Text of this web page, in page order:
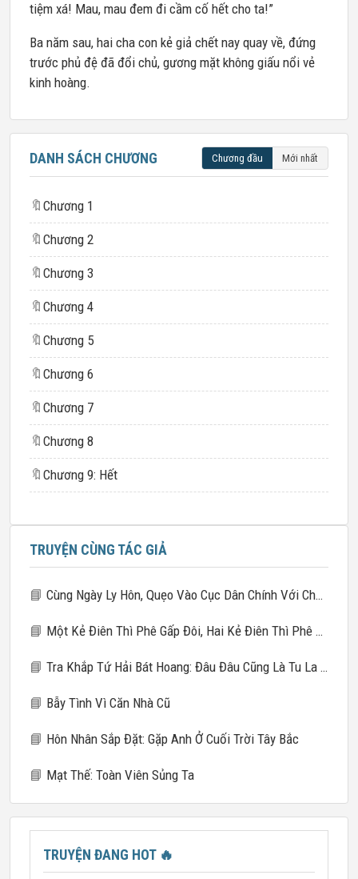
tiệm xá! Mau, mau đem đi cầm cố hết cho ta!”
Ba năm sau, hai cha con kẻ giả chết nay quay về, đứng
trước phủ đệ đã đổi chủ, gương mặt không giấu nổi vẻ
kinh hoàng.
DANH SÁCH CHƯƠNG Chương đầu Mới nhất
🔖 Chương 1
🔖 Chương 2
🔖 Chương 3
🔖 Chương 4
🔖 Chương 5
🔖 Chương 6
🔖 Chương 7
🔖 Chương 8
🔖 Chương 9: Hết
TRUYỆN CÙNG TÁC GIẢ
📘 Cùng Ngày Ly Hôn, Quẹo Vào Cục Dân Chính Với Chú Nhỏ Của Chồng Cũ
📘 Một Kẻ Điên Thì Phê Gấp Đôi, Hai Kẻ Điên Thì Phê Gấp Mười
📘 Tra Khắp Tứ Hải Bát Hoang: Đâu Đâu Cũng Là Tu La Tràng
📘 Bẫy Tình Vì Căn Nhà Cũ
📘 Hôn Nhân Sắp Đặt: Gặp Anh Ở Cuối Trời Tây Bắc
📘 Mạt Thế: Toàn Viên Sủng Ta
TRUYỆN ĐANG HOT 🔥